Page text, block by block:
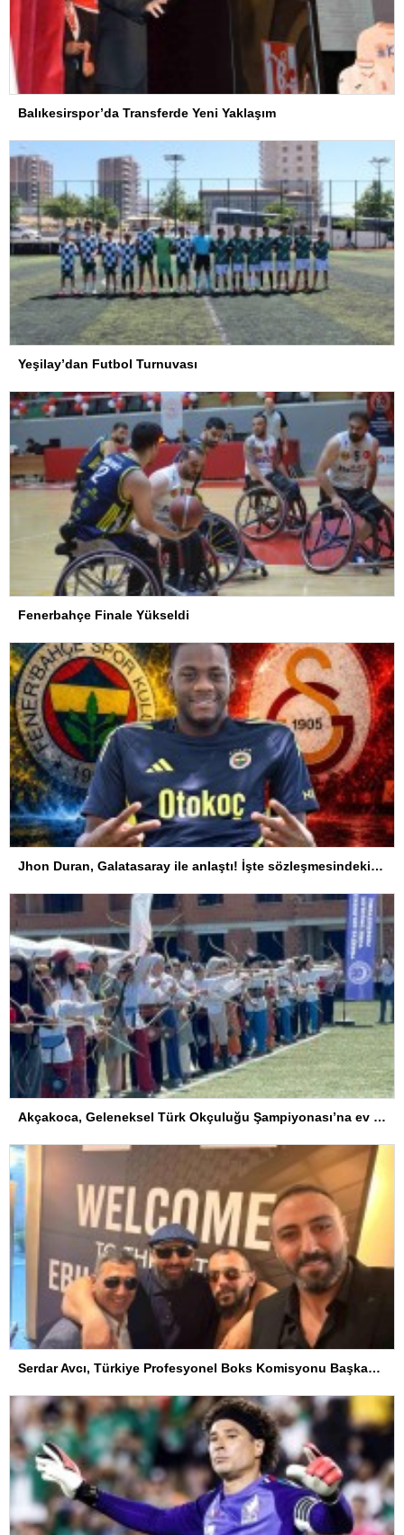
Balıkesirspor’da Transferde Yeni Yaklaşım
Yeşilay’dan Futbol Turnuvası
Fenerbahçe Finale Yükseldi
Jhon Duran, Galatasaray ile anlaştı! İşte sözleşmesindeki özel madde
Akçakoca, Geleneksel Türk Okçuluğu Şampiyonası’na ev sahipliği yapıyor
Serdar Avcı, Türkiye Profesyonel Boks Komisyonu Başkanı Seçildi